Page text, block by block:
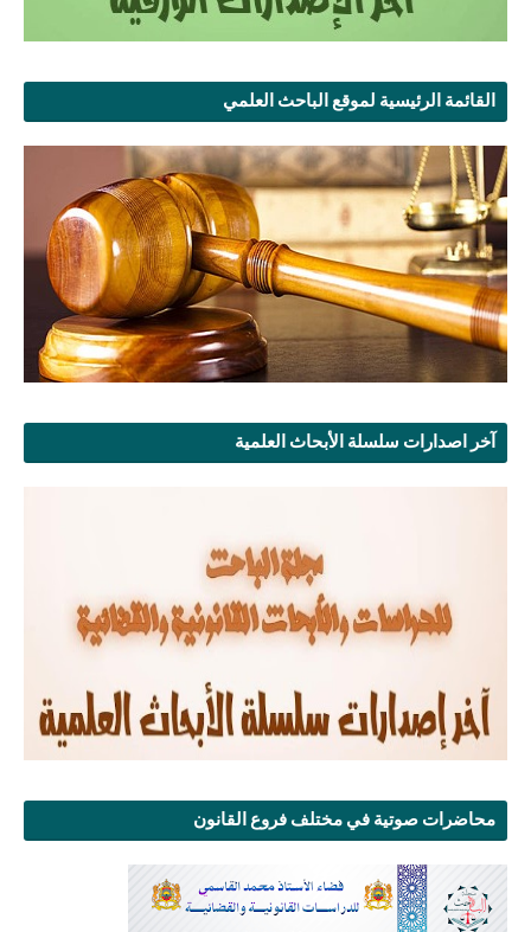
القائمة الرئيسية لموقع الباحث العلمي
آخر اصدارات سلسلة الأبحاث العلمية
محاضرات صوتية في مختلف فروع القانون